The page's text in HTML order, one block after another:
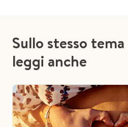
Sullo stesso tema
leggi anche